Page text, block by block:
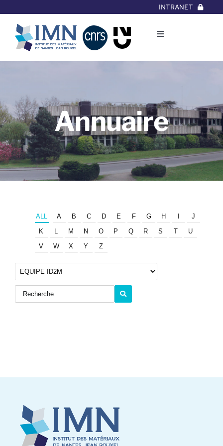
au
contenu
INTRANET
Toggle
L’Institut
Equipes
Projets/Collaborations
Annuaire
ALL A B C D E F G H
J
K
L M N O P Q R S T
U
V
W X Y Z